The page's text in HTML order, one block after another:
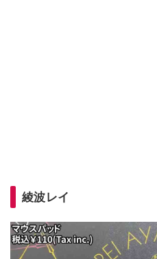
綾波レイ